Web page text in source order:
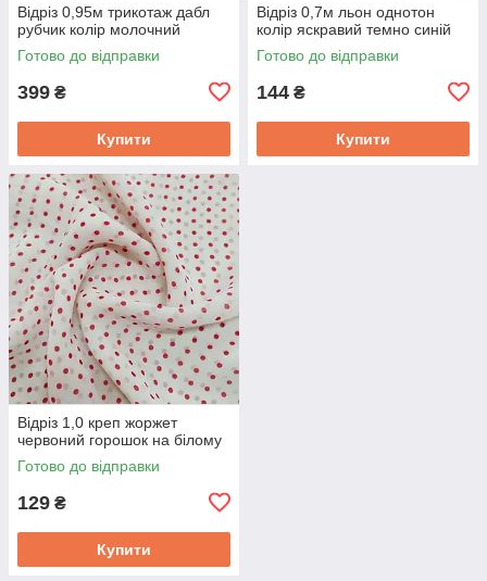
Відріз 0,95м трикотаж дабл
рубчик колір молочний
Готово до відправки
399 ₴
Купити
Відріз 0,7м льон однотон
колір яскравий темно синій
Готово до відправки
144 ₴
Купити
Відріз 1,0 креп жоржет
червоний горошок на білому
Готово до відправки
129 ₴
Купити